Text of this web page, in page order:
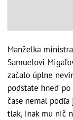
Manželka
Samuelovi
začalo úplne
podstate hneď
čase nemal podľa
tlak, inak mu nič